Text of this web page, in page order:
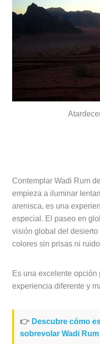
Contemplar Wadi Rum
empieza a iluminar
arenisca, es una
especial. El paseo en
visión global del
colores sin prisas ni
Es una excelente
experiencia diferente y
👉 Descubre cómo
sobrevolar Wadi